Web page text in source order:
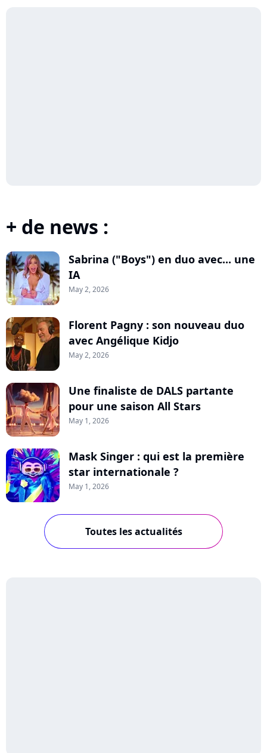
+ de news :
Sabrina ("Boys") en duo avec... une
IA
May 2, 2026
Florent Pagny : son nouveau duo
avec Angélique Kidjo
May 2, 2026
Une finaliste de DALS partante
pour une saison All Stars
May 1, 2026
Mask Singer : qui est la première
star internationale ?
May 1, 2026
Toutes les actualités